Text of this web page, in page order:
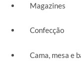
Magazines
Confecção
Cama, mesa e